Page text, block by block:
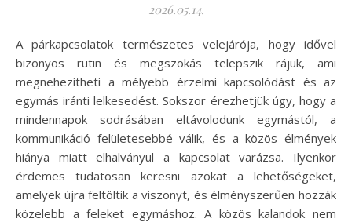
2026.05.14.
A párkapcsolatok természetes velejárója, hogy idővel
bizonyos rutin és megszokás telepszik rájuk, ami
megnehezítheti a mélyebb érzelmi kapcsolódást és az
egymás iránti lelkesedést. Sokszor érezhetjük úgy, hogy a
mindennapok sodrásában eltávolodunk egymástól, a
kommunikáció felületesebbé válik, és a közös élmények
hiánya miatt elhalványul a kapcsolat varázsa. Ilyenkor
érdemes tudatosan keresni azokat a lehetőségeket,
amelyek újra feltöltik a viszonyt, és élményszerűen hozzák
közelebb a feleket egymáshoz. A közös kalandok nem